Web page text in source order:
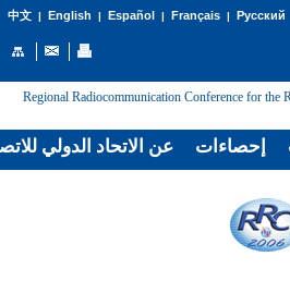
中文| English | Español | Français| Русский
: [Regional Radiocommunication Conference for
عن الاتحاد الدولي إحصاءات